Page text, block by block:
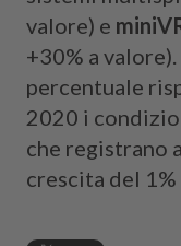
valore) e
+30% a
percentuale
2020 i
che registrano
crescita del 1%